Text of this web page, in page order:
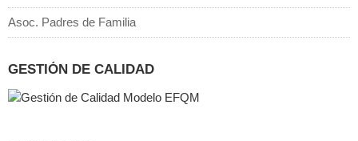
Asoc. Padres de Familia
GESTIÓN DE CALIDAD